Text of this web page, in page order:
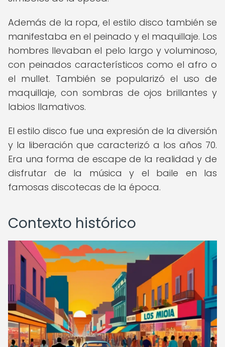
Además de la ropa, el estilo disco también se
manifestaba en el peinado y el maquillaje. Los
hombres llevaban el pelo largo y voluminoso,
con peinados característicos como el afro o
el mullet. También se popularizó el uso de
maquillaje, con sombras de ojos brillantes y
labios llamativos.
El estilo disco fue una expresión de la diversión
y la liberación que caracterizó a los años 70.
Era una forma de escape de la realidad y de
disfrutar de la música y el baile en las
famosas discotecas de la época.
Contexto histórico